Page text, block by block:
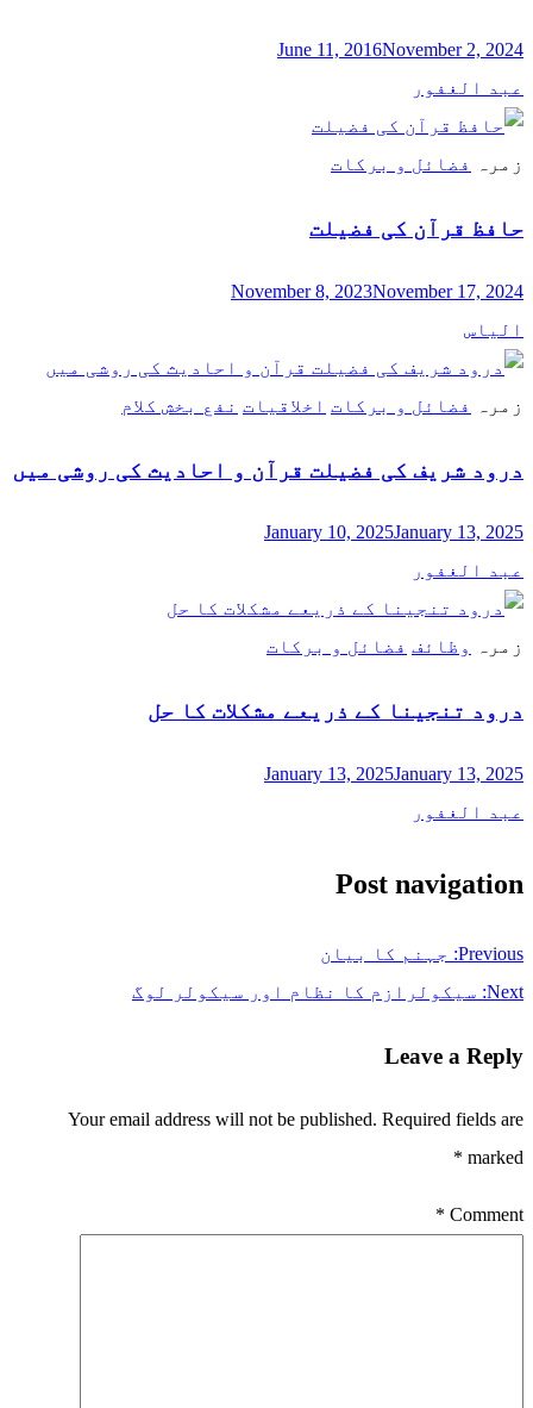
June 11, 2016November 2, 2024
عبد الغفور
زمرہ فضائل و برکات
حافظ قرآن کی فضیلت
November 8, 2023November 17, 2024
الیاس
زمرہ فضائل و برکات اخلاقیات نفع بخش کلام
درود شریف کی فضیلت قرآن و احادیث کی روشی میں
January 10, 2025January 13, 2025
عبد الغفور
زمرہ وظائف فضائل و برکات
درود تنجینا کے ذریعے مشکلات کا حل
January 13, 2025January 13, 2025
عبد الغفور
Post navigation
Previous: جہنم کا بیان
Next: سیکولرازم کا نظام اور سیکولر لوگ
Leave a Reply
Your email address will not be published. Required fields are
marked
*
Comment
*